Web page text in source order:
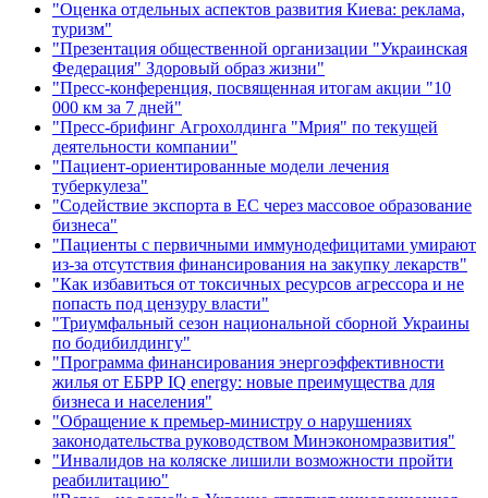
"Оценка отдельных аспектов развития Киева: реклама,
туризм"
"Презентация общественной организации "Украинская
Федерация" Здоровый образ жизни"
"Пресс-конференция, посвященная итогам акции "10
000 км за 7 дней"
"Пресс-брифинг Агрохолдинга "Мрия" по текущей
деятельности компании"
"Пациент-ориентированные модели лечения
туберкулеза"
"Содействие экспорта в ЕС через массовое образование
бизнеса"
"Пациенты с первичными иммунодефицитами умирают
из-за отсутствия финансирования на закупку лекарств"
"Как избавиться от токсичных ресурсов агрессора и не
попасть под цензуру власти"
"Триумфальный сезон национальной сборной Украины
по бодибилдингу"
"Программа финансирования энергоэффективности
жилья от ЕБРР IQ energy: новые преимущества для
бизнеса и населения"
"Обращение к премьер-министру о нарушениях
законодательства руководством Минэкономразвития"
"Инвалидов на коляске лишили возможности пройти
реабилитацию"